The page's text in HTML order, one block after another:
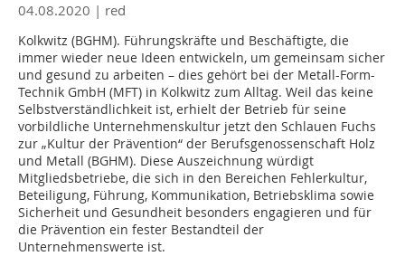
04.08.2020 | red
Kolkwitz (BGHM). Führungskräfte und Beschäftigte, die
immer wieder neue Ideen entwickeln, um gemeinsam sicher
und gesund zu arbeiten – dies gehört bei der Metall-Form-
Technik GmbH (MFT) in Kolkwitz zum Alltag. Weil das keine
Selbstverständlichkeit ist, erhielt der Betrieb für seine
vorbildliche Unternehmenskultur jetzt den Schlauen Fuchs
zur „Kultur der Prävention“ der Berufsgenossenschaft Holz
und Metall (BGHM). Diese Auszeichnung würdigt
Mitgliedsbetriebe, die sich in den Bereichen Fehlerkultur,
Beteiligung, Führung, Kommunikation, Betriebsklima sowie
Sicherheit und Gesundheit besonders engagieren und für
die Prävention ein fester Bestandteil der
Unternehmenswerte ist.